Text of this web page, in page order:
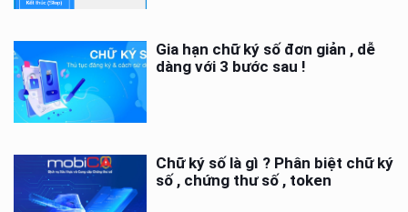
Gia hạn chữ ký số đơn giản , dễ
dàng với 3 bước sau !
Chữ ký số là gì ? Phân biệt chữ ký
số , chứng thư số , token